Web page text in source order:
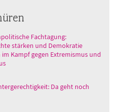
Fachtagung:
stärken und Demokratie
Kampf gegen Extremismus und
Da geht noch